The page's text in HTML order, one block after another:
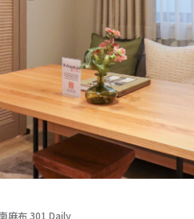
麻布 301 Daily